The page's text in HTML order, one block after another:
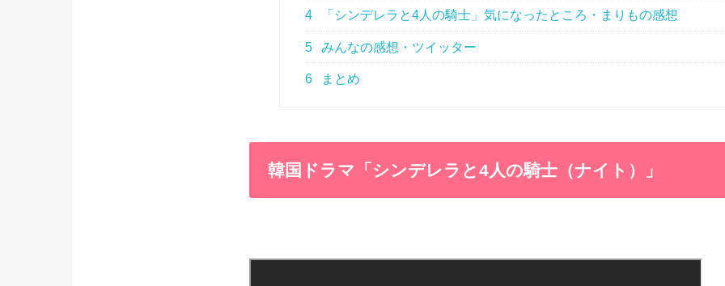
4 「シンデレラと4人の騎士」気になったところ・まりもの感想
5 みんなの感想・ツイッター
6 まとめ
韓国ドラマ「シンデレラと4人の騎士（ナイト）」